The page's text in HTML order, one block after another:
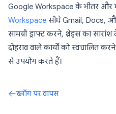
Google Workspace के भीतर और
Workspaceसीधे Gmail, Docs,
सामग्री ड्राफ्ट करने, थ्रेड्स का
दोहराव वाले कार्यों को स्वचालित
से उपयोग करते हैं।
ब्लॉग पर वापस